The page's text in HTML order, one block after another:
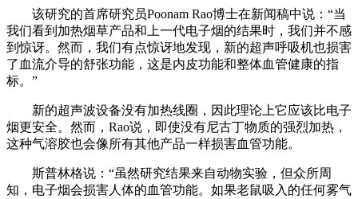
该研究的首席研究员Poonam Rao博士在新闻稿中说：“当
我们看到加热烟草产品和上一代电子烟的结果时，我们并不感
到惊讶。然而，我们有点惊讶地发现，新的超声呼吸机也损害
了血流介导的舒张功能，这是内皮功能和整体血管健康的指
标。”
新的超声波设备没有加热线圈，因此理论上它应该比电子
烟更安全。然而，Rao说，即使没有尼古丁物质的强烈加热，
这种气溶胶也会像所有其他产品一样损害血管功能。
斯普林格说：“虽然研究结果来自动物实验，但众所周
知，电子烟会损害人体的血管功能。如果老鼠吸入的任何雾气